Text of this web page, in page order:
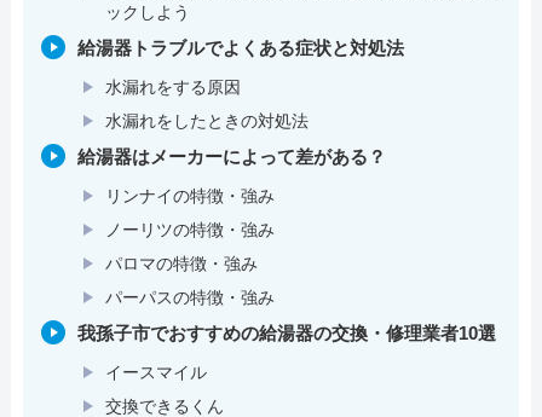
ックしよう
給湯器トラブルでよくある症状と対処法
水漏れをする原因
水漏れをしたときの対処法
給湯器はメーカーによって差がある？
リンナイの特徴・強み
ノーリツの特徴・強み
パロマの特徴・強み
パーパスの特徴・強み
我孫子市でおすすめの給湯器の交換・修理業者10選
イースマイル
交換できるくん